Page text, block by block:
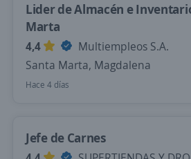
Lider de Almacén e
Marta
4,4
Multiempleos S.A.
Santa Marta, Magdalena
Hace 4 días
Jefe de Carnes